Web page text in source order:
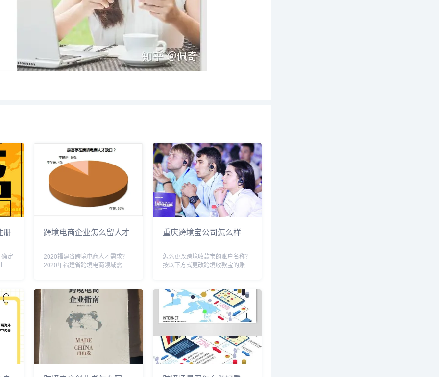
册
定
已
册
填几
跨境电商企业怎么留人才
2020福建省跨境电商人才需求？
2020年福建省跨境电商领域需要
业人才与有经验的实战型人才。其
中，具备跨境电商平台运营、推
广、客户服务、数据...
重庆跨境宝公司怎么样
怎么更改跨境收款宝的账户名称？
按以下方式更改跨境收款宝的账户
版已经针对跨境支付做了优化，而
且可以支持多种货币结算，注册后
还可以方便快捷地...